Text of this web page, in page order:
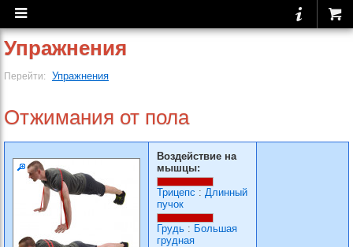
Упражнения
Перейти: Упражнения
Отжимания от пола
Воздействие на
мышцы:
Трицепс : Длинный
пучок
Грудь : Большая
грудная